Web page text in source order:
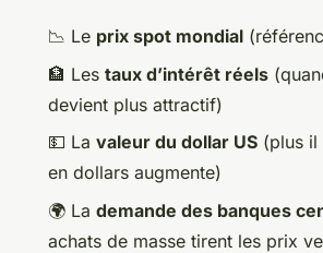
📉 Le prix spot mondial
🏦 Les taux d’intérêt réels
devient plus attractif)
💵 La valeur du dollar US (plus il
en dollars augmente)
🌍 La demande des banques
achats de masse tirent les prix